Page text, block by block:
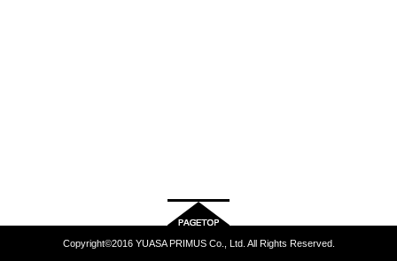
Copyright©2016 YUASA PRIMUS Co., Ltd. All Rights Reserved.